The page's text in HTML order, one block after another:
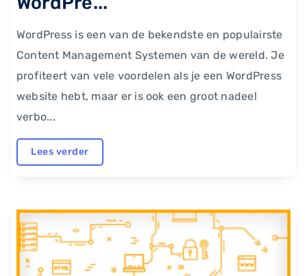
WordPress is een van de bekendste en populairste
Content Management Systemen van de wereld. Je
profiteert van vele voordelen als je een WordPress
website hebt, maar er is ook een groot nadeel
verbo...
Lees verder